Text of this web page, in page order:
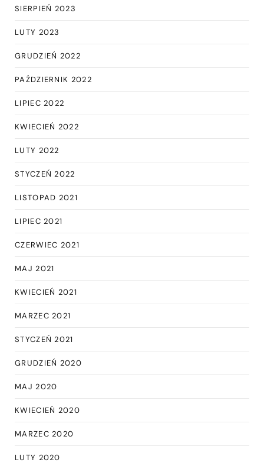
SIERPIEŃ 2023
LUTY 2023
GRUDZIEŃ 2022
PAŹDZIERNIK 2022
LIPIEC 2022
KWIECIEŃ 2022
LUTY 2022
STYCZEŃ 2022
LISTOPAD 2021
LIPIEC 2021
CZERWIEC 2021
MAJ 2021
KWIECIEŃ 2021
MARZEC 2021
STYCZEŃ 2021
GRUDZIEŃ 2020
MAJ 2020
KWIECIEŃ 2020
MARZEC 2020
LUTY 2020